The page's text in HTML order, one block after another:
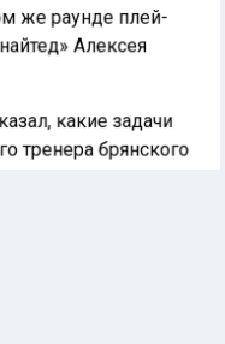
же раунде плей-
Алексея
какие задачи
тренера брянского